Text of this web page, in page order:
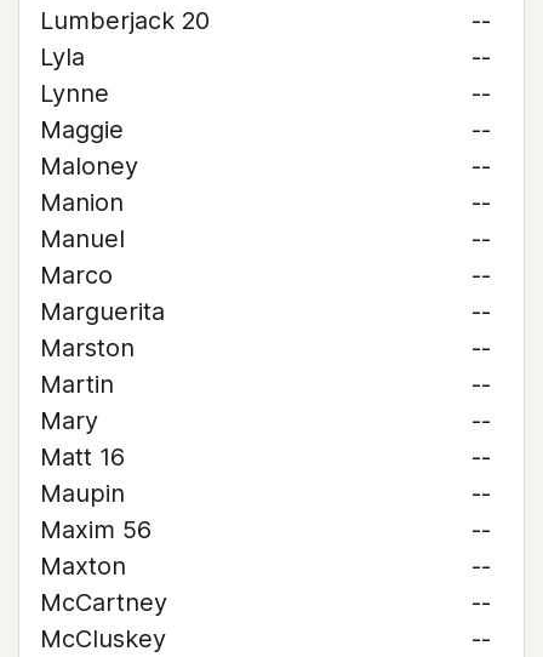
Lumberjack 20
--
Lyla
--
Lynne
--
Maggie
--
Maloney
--
Manion
--
Manuel
--
Marco
--
Marguerita
--
Marston
--
Martin
--
Mary
--
Matt 16
--
Maupin
--
Maxim 56
--
Maxton
--
McCartney
--
McCluskey
--